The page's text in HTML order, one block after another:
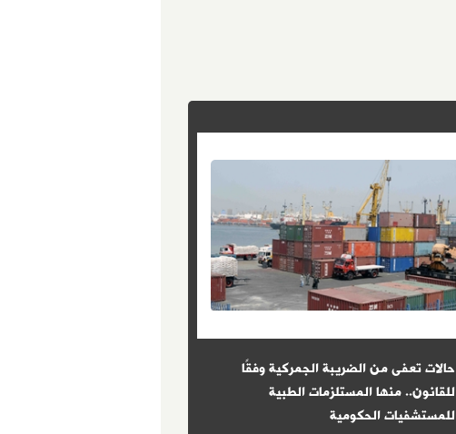
حالات تعفى من الضريبة الجمركية وفقًا
للقانون.. منها المستلزمات الطبية
للمستشفيات الحكومية